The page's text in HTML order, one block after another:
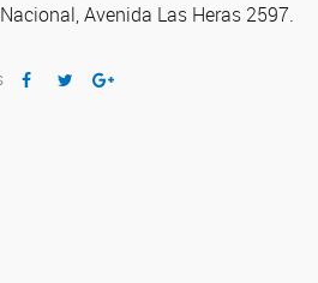
Avenida Las Heras 2597.